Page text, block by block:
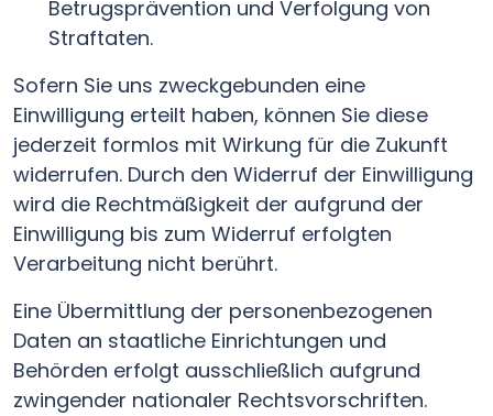
Betrugsprävention und Verfolgung von
Straftaten.
Sofern Sie uns zweckgebunden eine
Einwilligung erteilt haben, können Sie diese
jederzeit formlos mit Wirkung für die Zukunft
widerrufen. Durch den Widerruf der Einwilligung
wird die Rechtmäßigkeit der aufgrund der
Einwilligung bis zum Widerruf erfolgten
Verarbeitung nicht berührt.
Eine Übermittlung der personenbezogenen
Daten an staatliche Einrichtungen und
Behörden erfolgt ausschließlich aufgrund
zwingender nationaler Rechtsvorschriften.